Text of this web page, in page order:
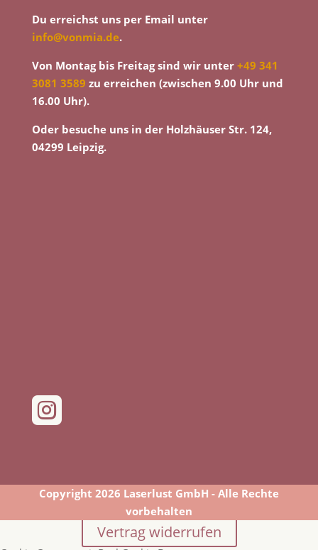
Du erreichst uns per Email unter
info@vonmia.de.
Von Montag bis Freitag sind wir unter +49 341
3081 3589 zu erreichen (zwischen 9.00 Uhr und
16.00 Uhr).
Oder besuche uns in der Holzhäuser Str. 124,
04299 Leipzig.

Copyright 2026 Laserlust GmbH - Alle Rechte
vorbehalten
Vertrag widerrufen